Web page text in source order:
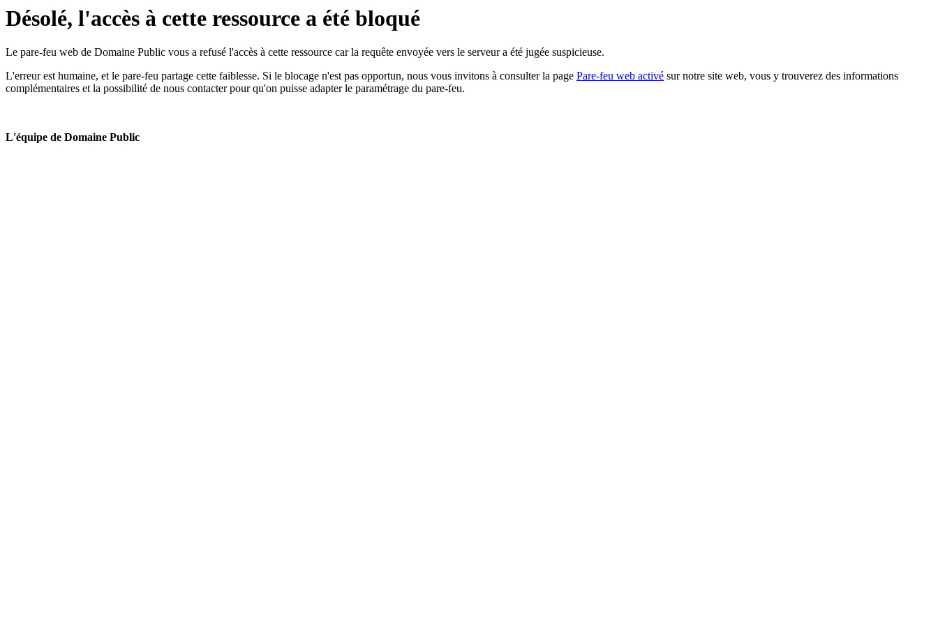
Désolé, l'accès à cette ressource a été bloqué
Le pare-feu web de Domaine Public vous a refusé l'accès à cette ressource car la requête envoyée vers le serveur a été jugée suspicieuse.
L'erreur est humaine, et le pare-feu partage cette faiblesse. Si le blocage n'est pas opportun, nous vous invitons à consulter la page Pare-feu web activé sur notre site web, vous y trouverez des informations
complémentaires et la possibilité de nous contacter pour qu'on puisse adapter le paramétrage du pare-feu.
L'équipe de Domaine Public